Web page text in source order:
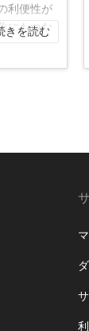
利便性が
にもつな
きを読む